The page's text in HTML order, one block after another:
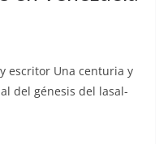
escritor Una cen­turia y
del géne­sis del lasal­